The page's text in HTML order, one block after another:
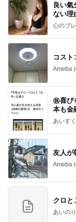
良い氣
ない理
心のブ
コスト
Ameba
㊗️喜び
本も⾦
あいす
友人が
Ameba
クロと
あいの